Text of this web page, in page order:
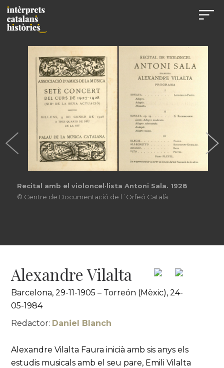
Recital amb el violoncel·lista Antoni Sala. 1928
© Centre de Documentació de l´Orfeó Català
Alexandre Vilalta
Barcelona, 29-11-1905 – Torreón (Mèxic), 24-
05-1984
Redactor: Daniel Blanch
Alexandre Vilalta Faura inicià amb sis anys els
estudis musicals amb el seu pare, Emili Vilalta